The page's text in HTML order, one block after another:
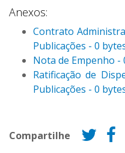
Anexos:
Contrato
Publicações - 0
Nota de Empenho -
Ratificação de
Publicações - 0
Compartilhe